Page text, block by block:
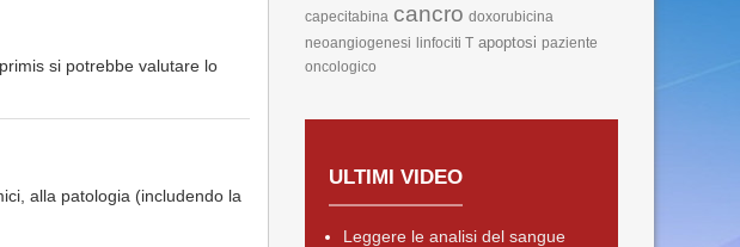
si potrebbe valutare lo
alla patologia (includendo la
capecitabina cancro doxorubicina
neoangiogenesi linfociti T apoptosi paziente
oncologico
ULTIMI VIDEO
Leggere le analisi del sangue